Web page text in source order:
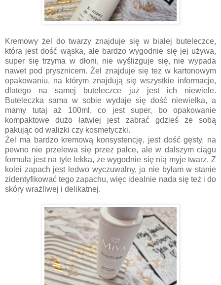
Kremowy żel do twarzy znajduje się w białej buteleczce,
która jest dość wąska, ale bardzo wygodnie się jej używa,
super się trzyma w dłoni, nie wyślizguje się, nie wypada
nawet pod prysznicem. Żel znajduje się tez w kartonowym
opakowaniu, na którym znajdują się wszystkie informacje,
dlatego na samej buteleczce już jest ich niewiele.
Buteleczka sama w sobie wydaje się dość niewielka, a
mamy tutaj aż 100ml, co jest super, bo opakowanie
kompaktowe dużo łatwiej jest zabrać gdzieś ze sobą
pakując od walizki czy kosmetyczki.
Żel ma bardzo kremową konsystencję, jest dość gęsty, na
pewno nie przelewa się przez palce, ale w dalszym ciągu
formuła jest na tyle lekka, że wygodnie się nią myje twarz. Z
kolei zapach jest ledwo wyczuwalny, ja nie byłam w stanie
zidentyfikować tego zapachu, więc idealnie nada się też i do
skóry wrażliwej i delikatnej.